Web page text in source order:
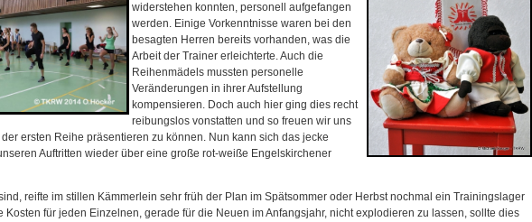
widerstehen konnten, personell aufgefangen
werden. Einige Vorkenntnisse waren bei den
besagten Herren bereits vorhanden, was die
Arbeit der Trainer erleichterte. Auch die
Reihenmädels mussten personelle
Veränderungen in ihrer Aufstellung
kompensieren. Doch auch hier ging dies recht
reibungslos vonstatten und so freuen wir uns
ersten Reihe präsentieren zu können. Nun kann sich das jecke
Auftritten wieder über eine große rot-weiße Engelskirchener
reifte im stillen Kämmerlein sehr früh der Plan im Spätsommer oder Herbst nochmal ein Trainingslager
Kosten für jeden Einzelnen, gerade für die Neuen im Anfangsjahr, nicht explodieren zu lassen, sollte dies